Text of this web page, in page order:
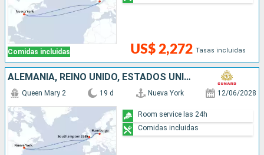
Comidas incluidas US$ 2,272 Tasas incluidas
ALEMANIA, REINO UNIDO, ESTADOS UNIDOS
Queen Mary 2 19 d Nueva York 12/06/2028
Room service las 24h
Comidas incluidas